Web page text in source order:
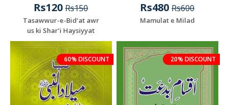
Rs120 Rs150
Tasawwur-e-Bid‘at awr
us ki Shar‘i Haysiyyat
Rs480 Rs600
Mamulat e Milad
60% DISCOUNT 20% DISCOUNT